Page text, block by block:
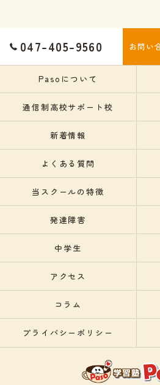
047-405-9560 お問い
Pasoについて
通信制高校サポート校
新着情報
よくある質問
当スクールの特徴
発達障害
中学生
アクセス
コラム
プライバシーポリシー